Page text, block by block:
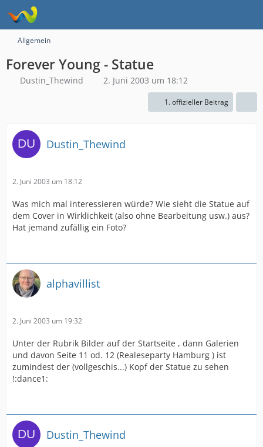
Allgemein
Forever Young - Statue
Dustin_Thewind 2. Juni 2003 um 18:12
1. offizieller Beitrag
Dustin_Thewind
2. Juni 2003 um 18:12
Was mich mal interessieren würde? Wie sieht die Statue auf
dem Cover in Wirklichkeit (also ohne Bearbeitung usw.) aus?
Hat jemand zufällig ein Foto?
alphavillist
2. Juni 2003 um 19:32
Unter der Rubrik Bilder auf der Startseite , dann Galerien
und davon Seite 11 od. 12 (Realeseparty Hamburg ) ist
zumindest der (vollgeschis...) Kopf der Statue zu sehen
!:dance1:
Dustin_Thewind